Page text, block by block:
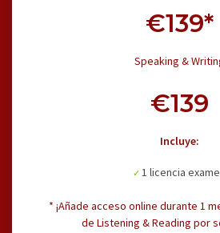
€139*
Speaking &
€139
Incluye:
1 licencia
* ¡Añade acceso online durante 1
de Listening & Reading por